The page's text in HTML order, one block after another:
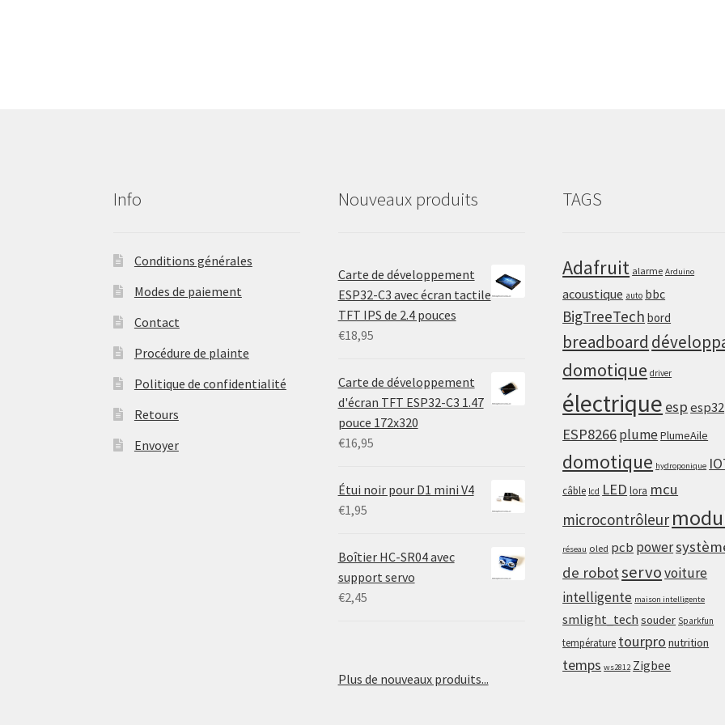
d
Info
Conditions générales
Modes de paiement
Contact
Procédure de plainte
Politique de confidentialité
Retours
Envoyer
Nouveaux produits
Carte de développement
ESP32-C3 avec écran tactile
TFT IPS de 2.4 pouces
€18,95
Carte de développement
d'écran TFT ESP32-C3 1.47
pouce 172x320
€16,95
Étui noir pour D1 mini V4
€1,95
Boîtier HC-SR04 avec
support servo
€2,45
Plus de nouveaux produits...
TAGS
Adafruit alarme Arduino
acoustique auto bbc
BigTreeTech bord
breadboard
domotique driver
électrique espesp32
ESP8266plumePlumeAile
domotique hydroponique
câble lcd LED lora mcu
microcontrôleur
réseau oled pcb power
de robotservovoiture
intelligente maison intelligente
smlight_tech souder Sparkfun
température tourpro nutrition
temps ws2812 Zigbee